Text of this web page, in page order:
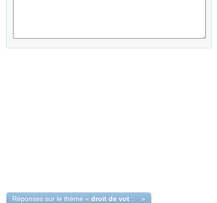
Réponses sur le thème « »